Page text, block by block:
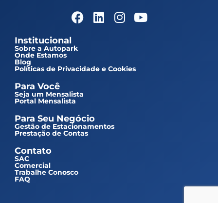
Institucional
Sobre a Autopark
Onde Estamos
Blog
Políticas de Privacidade e Cookies
Para Você
Seja um Mensalista
Portal Mensalista
Para Seu Negócio
Gestão de Estacionamentos
Prestação de Contas
Contato
SAC
Comercial
Trabalhe Conosco
FAQ